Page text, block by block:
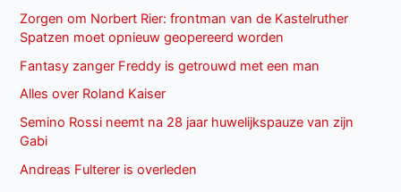
Zorgen om Norbert Rier: frontman van de Kastelruther
Spatzen moet opnieuw geopereerd worden
Fantasy zanger Freddy is getrouwd met een man
Alles over Roland Kaiser
Semino Rossi neemt na 28 jaar huwelijkspauze van zijn
Gabi
Andreas Fulterer is overleden